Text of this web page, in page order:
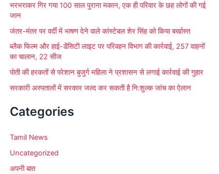
भरभराकर गिर गया 100 साल पुराना मकान, एक ही परिवार के छह लोगों की गई
जान
जंतर-मंतर पर वर्दी में भाषण देने वाले कांस्टेबल शेर सिंह को किया बर्खास्त
ब्लैक फिल्म और हाई-डेंसिटी लाइट पर परिवहन विभाग की कार्रवाई, 257 वाहनों
का चालान, 22 सीज
पोती की हरकतों से परेशान बुजुर्ग महिला ने प्रशासन से लगाई कार्रवाई की गुहार
सरकारी अस्पतालों में सरकार जल्द कर सकती है नि:शुल्क जांच का ऐलान
Categories
Tamil News
Uncategorized
अपनी बात